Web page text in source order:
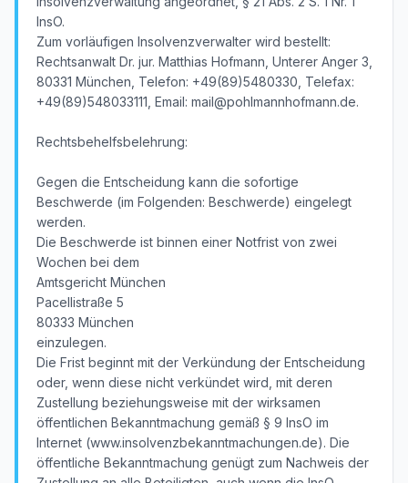
InsO.
Zum vorläufigen Insolvenzverwalter wird bestellt:
Rechtsanwalt Dr. jur. Matthias Hofmann, Unterer Anger 3,
80331 München, Telefon: +49(89)5480330, Telefax:
+49(89)548033111, Email: mail@pohlmannhofmann.de.
Rechtsbehelfsbelehrung:
Gegen die Entscheidung kann die sofortige
Beschwerde (im Folgenden: Beschwerde) eingelegt
werden.
Die Beschwerde ist binnen einer Notfrist von zwei
Wochen bei dem
Amtsgericht München
Pacellistraße 5
80333 München
einzulegen.
Die Frist beginnt mit der Verkündung der Entscheidung
oder, wenn diese nicht verkündet wird, mit deren
Zustellung beziehungsweise mit der wirksamen
öffentlichen Bekanntmachung gemäß § 9 InsO im
Internet (www.insolvenzbekanntmachungen.de). Die
öffentliche Bekanntmachung genügt zum Nachweis der